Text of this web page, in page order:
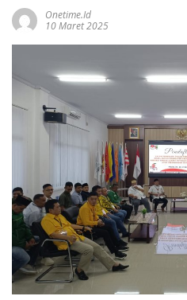
Onetime.id
10 Maret 2025